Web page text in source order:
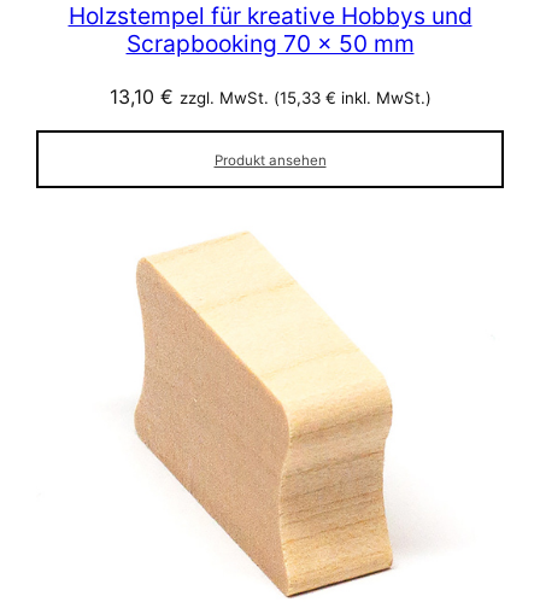
Holzstempel für kreative Hobbys und
Scrapbooking 70 x 50 mm
13,10 € zzgl. MwSt. (15,33 € inkl. MwSt.)
Produkt ansehen